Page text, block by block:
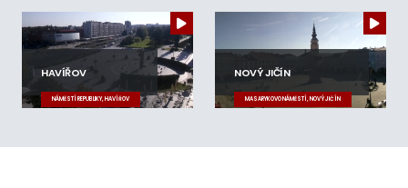
HAVÍŘOV
NÁMĚSTÍ REPUBLIKY, HAVÍŘOV
NOVÝ JIČÍN
MASARYKOVO NÁMĚSTÍ, NOVÝ JIČÍN